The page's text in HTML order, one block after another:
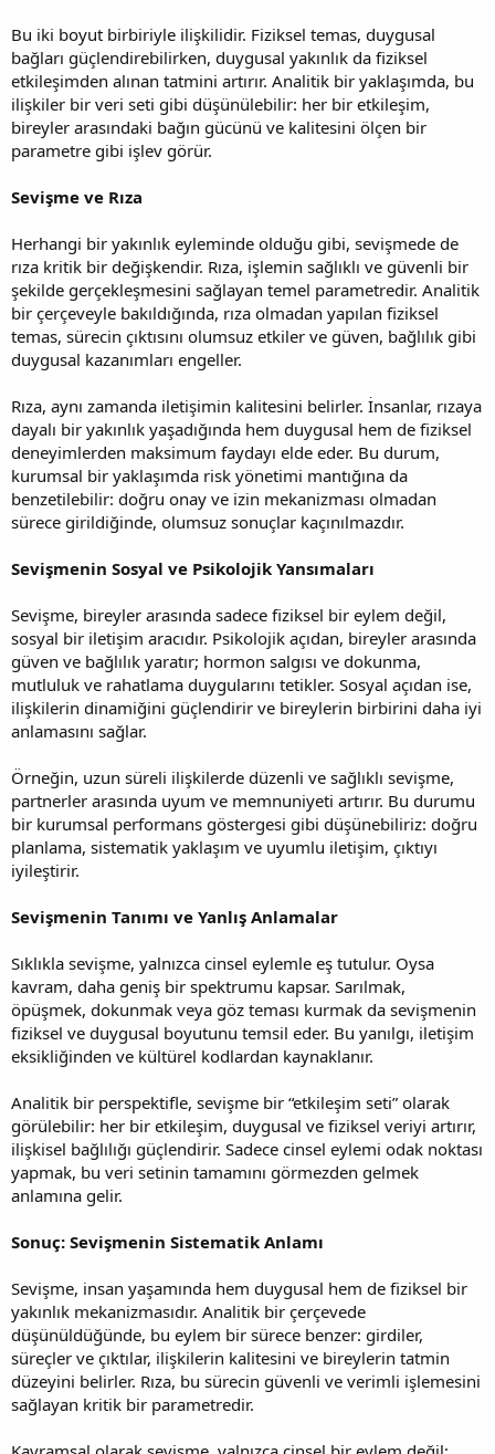
Bu iki boyut birbiriyle ilişkilidir. Fiziksel temas, duygusal
bağları güçlendirebilirken, duygusal yakınlık da fiziksel
etkileşimden alınan tatmini artırır. Analitik bir yaklaşımda, bu
ilişkiler bir veri seti gibi düşünülebilir: her bir etkileşim,
bireyler arasındaki bağın gücünü ve kalitesini ölçen bir
parametre gibi işlev görür.
Sevişme ve Rıza
Herhangi bir yakınlık eyleminde olduğu gibi, sevişmede de
rıza kritik bir değişkendir. Rıza, işlemin sağlıklı ve güvenli bir
şekilde gerçekleşmesini sağlayan temel parametredir. Analitik
bir çerçeveyle bakıldığında, rıza olmadan yapılan fiziksel
temas, sürecin çıktısını olumsuz etkiler ve güven, bağlılık gibi
duygusal kazanımları engeller.
Rıza, aynı zamanda iletişimin kalitesini belirler. İnsanlar, rızaya
dayalı bir yakınlık yaşadığında hem duygusal hem de fiziksel
deneyimlerden maksimum faydayı elde eder. Bu durum,
kurumsal bir yaklaşımda risk yönetimi mantığına da
benzetilebilir: doğru onay ve izin mekanizması olmadan
sürece girildiğinde, olumsuz sonuçlar kaçınılmazdır.
Sevişmenin Sosyal ve Psikolojik Yansımaları
Sevişme, bireyler arasında sadece fiziksel bir eylem değil,
sosyal bir iletişim aracıdır. Psikolojik açıdan, bireyler arasında
güven ve bağlılık yaratır; hormon salgısı ve dokunma,
mutluluk ve rahatlama duygularını tetikler. Sosyal açıdan ise,
ilişkilerin dinamiğini güçlendirir ve bireylerin birbirini daha iyi
anlamasını sağlar.
Örneğin, uzun süreli ilişkilerde düzenli ve sağlıklı sevişme,
partnerler arasında uyum ve memnuniyeti artırır. Bu durumu
bir kurumsal performans göstergesi gibi düşünebiliriz: doğru
planlama, sistematik yaklaşım ve uyumlu iletişim, çıktıyı
iyileştirir.
Sevişmenin Tanımı ve Yanlış Anlamalar
Sıklıkla sevişme, yalnızca cinsel eylemle eş tutulur. Oysa
kavram, daha geniş bir spektrumu kapsar. Sarılmak,
öpüşmek, dokunmak veya göz teması kurmak da sevişmenin
fiziksel ve duygusal boyutunu temsil eder. Bu yanılgı, iletişim
eksikliğinden ve kültürel kodlardan kaynaklanır.
Analitik bir perspektifle, sevişme bir “etkileşim seti” olarak
görülebilir: her bir etkileşim, duygusal ve fiziksel veriyi artırır,
ilişkisel bağlılığı güçlendirir. Sadece cinsel eylemi odak noktası
yapmak, bu veri setinin tamamını görmezden gelmek
anlamına gelir.
Sonuç: Sevişmenin Sistematik Anlamı
Sevişme, insan yaşamında hem duygusal hem de fiziksel bir
yakınlık mekanizmasıdır. Analitik bir çerçevede
düşünüldüğünde, bu eylem bir sürece benzer: girdiler,
süreçler ve çıktılar, ilişkilerin kalitesini ve bireylerin tatmin
düzeyini belirler. Rıza, bu sürecin güvenli ve verimli işlemesini
sağlayan kritik bir parametredir.